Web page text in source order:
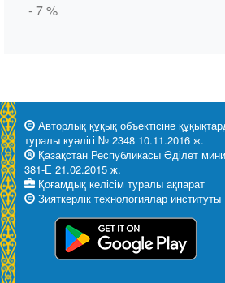
- 7 %
Авторлық құқық объектісіне
туралы куәлігі № 2348 10.11.2016 ж.
Қазақстан Республикасы Әділет
381-Е 21.02.2015 ж.
Қоғамдық келісім туралы ақпарат
Зияткерлік технологиялар институты